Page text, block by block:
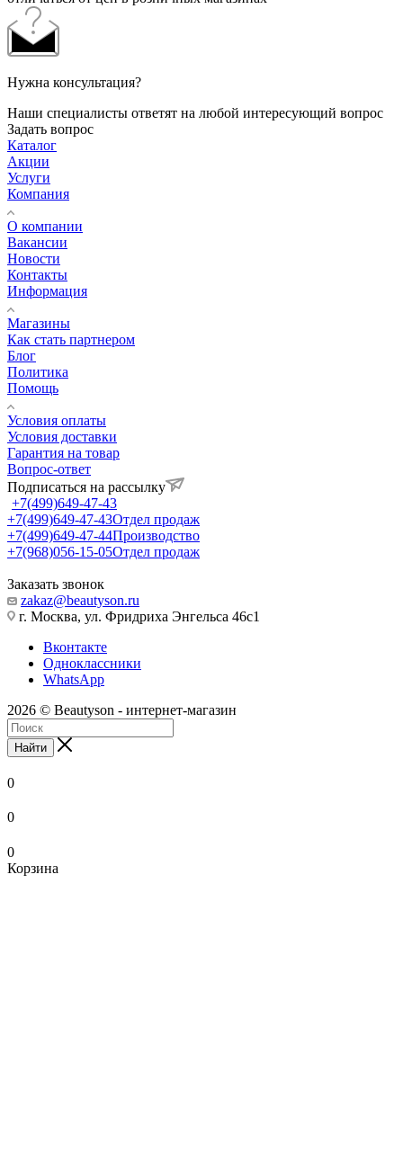
Нужна консультация?
Наши специалисты ответят на любой интересующий вопрос
Задать вопрос
Каталог
Акции
Услуги
Компания
О компании
Вакансии
Новости
Контакты
Информация
Магазины
Как стать партнером
Блог
Политика
Помощь
Условия оплаты
Условия доставки
Гарантия на товар
Вопрос-ответ
Подписаться на рассылку
+7(499)649-47-43
+7(499)649-47-43Отдел продаж
+7(499)649-47-44Производство
+7(968)056-15-05Отдел продаж
Заказать звонок
zakaz@beautyson.ru
г. Москва, ул. Фридриха Энгельса 46с1
Вконтакте
Одноклассники
WhatsApp
2026 © Beautyson - интернет-магазин
Найти
0
0
0
Корзина